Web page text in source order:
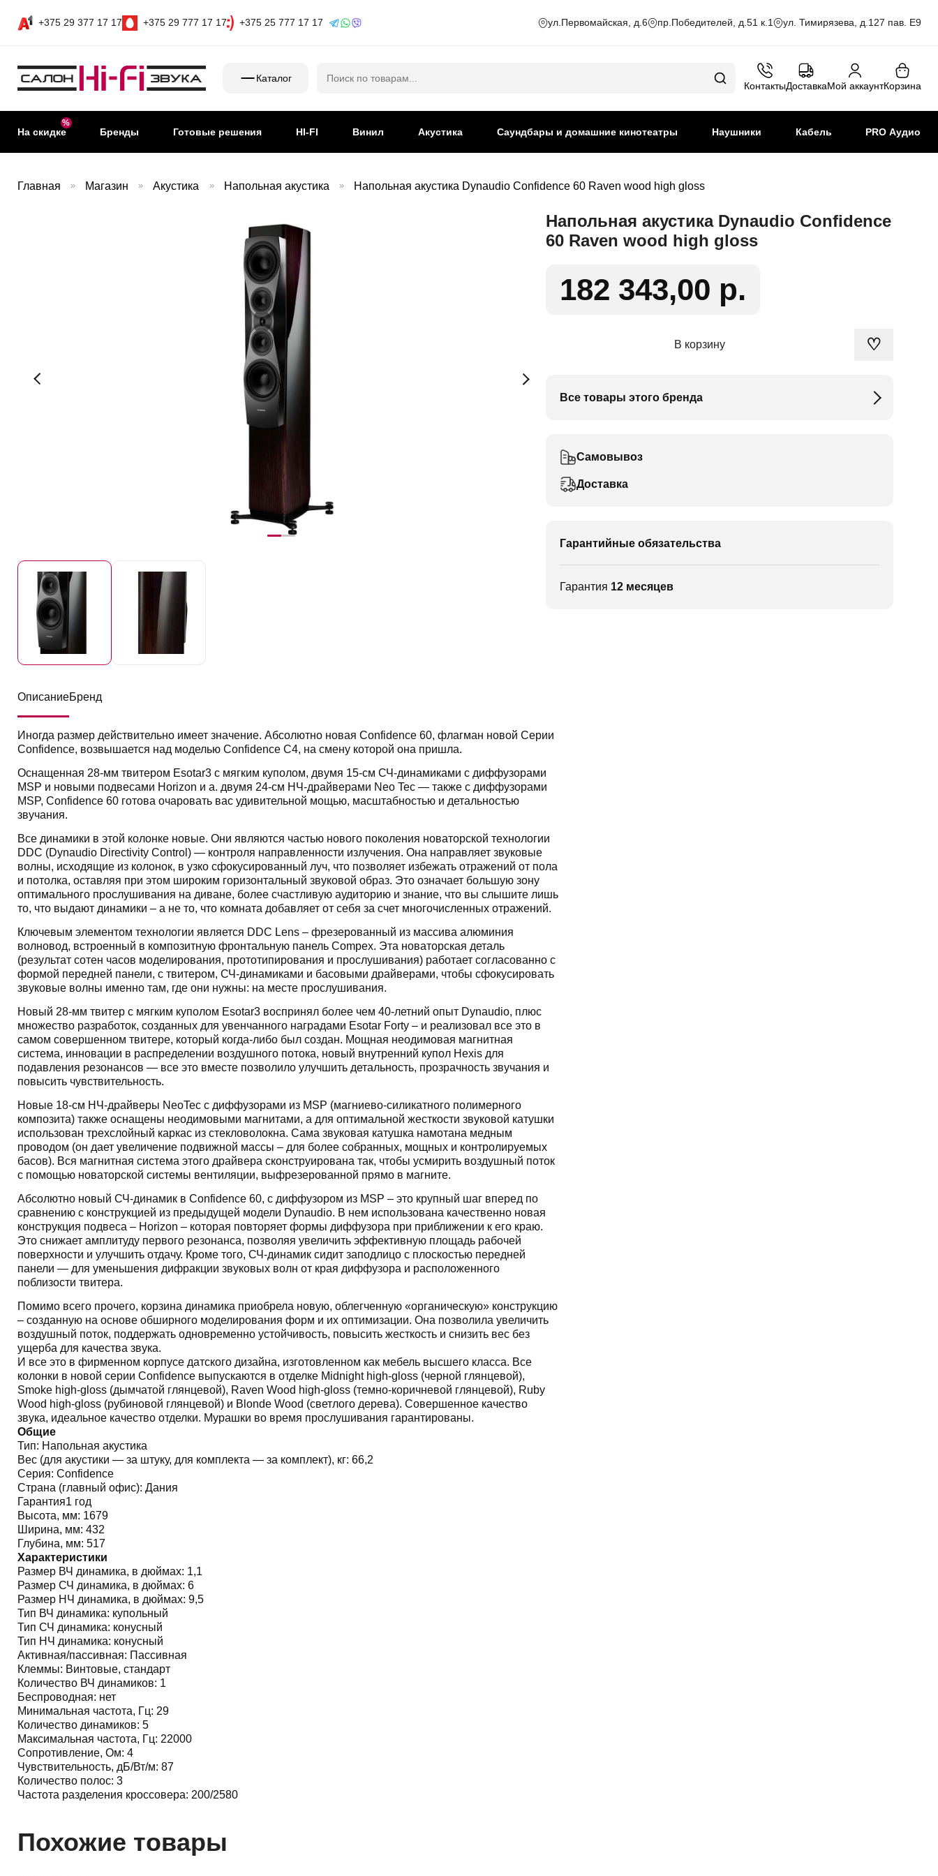
+375 29 377 17 17 +375 29 777 17 17 +375 25 777 17 17 ул.Первомайская, д.6 пр.Победителей, д.51 к.1 ул. Тимирязева, д.127 пав. Е9
Каталог
КонтактыДоставкаМой аккаунтКорзина
На скидке Бренды Готовые решения HI-FI Винил Акустика Саундбары и домашние кинотеатры Наушники Кабель PRO Аудио
Главная » Магазин » Акустика » Напольная акустика » Напольная акустика Dynaudio Confidence 60 Raven wood high gloss
Напольная акустика Dynaudio Confidence
60 Raven wood high gloss
182 343,00 р.
В корзину ♡
Все товары этого бренда
Самовывоз
Доставка
Гарантийные обязательства
Гарантия 12 месяцев
ОписаниеБренд
Иногда размер действительно имеет значение. Абсолютно новая Confidence 60, флагман новой Серии
Confidence, возвышается над моделью Confidence C4, на смену которой она пришла.
Оснащенная 28-мм твитером Esotar3 с мягким куполом, двумя 15-см СЧ-динамиками с диффузорами
MSP и новыми подвесами Horizon и а. двумя 24-см НЧ-драйверами Neo Tec — также с диффузорами
MSP, Confidence 60 готова очаровать вас удивительной мощью, масштабностью и детальностью
звучания.
Все динамики в этой колонке новые. Они являются частью нового поколения новаторской технологии
DDC (Dynaudio Directivity Control) — контроля направленности излучения. Она направляет звуковые
волны, исходящие из колонок, в узко сфокусированный луч, что позволяет избежать отражений от пола
и потолка, оставляя при этом широким горизонтальный звуковой образ. Это означает большую зону
оптимального прослушивания на диване, более счастливую аудиторию и знание, что вы слышите лишь
то, что выдают динамики – а не то, что комната добавляет от себя за счет многочисленных отражений.
Ключевым элементом технологии является DDC Lens – фрезерованный из массива алюминия
волновод, встроенный в композитную фронтальную панель Compex. Эта новаторская деталь
(результат сотен часов моделирования, прототипирования и прослушивания) работает согласованно с
формой передней панели, с твитером, СЧ-динамиками и басовыми драйверами, чтобы сфокусировать
звуковые волны именно там, где они нужны: на месте прослушивания.
Новый 28-мм твитер с мягким куполом Esotar3 воспринял более чем 40-летний опыт Dynaudio, плюс
множество разработок, созданных для увенчанного наградами Esotar Forty – и реализовал все это в
самом совершенном твитере, который когда-либо был создан. Мощная неодимовая магнитная
система, инновации в распределении воздушного потока, новый внутренний купол Hexis для
подавления резонансов — все это вместе позволило улучшить детальность, прозрачность звучания и
повысить чувствительность.
Новые 18-см НЧ-драйверы NeoTec с диффузорами из MSP (магниево-силикатного полимерного
композита) также оснащены неодимовыми магнитами, а для оптимальной жесткости звуковой катушки
использован трехслойный каркас из стекловолокна. Сама звуковая катушка намотана медным
проводом (он дает увеличение подвижной массы – для более собранных, мощных и контролируемых
басов). Вся магнитная система этого драйвера сконструирована так, чтобы усмирить воздушный поток
с помощью новаторской системы вентиляции, выфрезерованной прямо в магните.
Абсолютно новый СЧ-динамик в Confidence 60, с диффузором из MSP – это крупный шаг вперед по
сравнению с конструкцией из предыдущей модели Dynaudio. В нем использована качественно новая
конструкция подвеса – Horizon – которая повторяет формы диффузора при приближении к его краю.
Это снижает амплитуду первого резонанса, позволяя увеличить эффективную площадь рабочей
поверхности и улучшить отдачу. Кроме того, СЧ-динамик сидит заподлицо с плоскостью передней
панели — для уменьшения дифракции звуковых волн от края диффузора и расположенного
поблизости твитера.
Помимо всего прочего, корзина динамика приобрела новую, облегченную «органическую» конструкцию
– созданную на основе обширного моделирования форм и их оптимизации. Она позволила увеличить
воздушный поток, поддержать одновременно устойчивость, повысить жесткость и снизить вес без
ущерба для качества звука.
И все это в фирменном корпусе датского дизайна, изготовленном как мебель высшего класса. Все
колонки в новой серии Confidence выпускаются в отделке Midnight high-gloss (черной глянцевой),
Smoke high-gloss (дымчатой глянцевой), Raven Wood high-gloss (темно-коричневой глянцевой), Ruby
Wood high-gloss (рубиновой глянцевой) и Blonde Wood (светлого дерева). Совершенное качество
звука, идеальное качество отделки. Мурашки во время прослушивания гарантированы.
Общие
Тип: Напольная акустика
Вес (для акустики — за штуку, для комплекта — за комплект), кг: 66,2
Серия: Confidence
Страна (главный офис): Дания
Гарантия1 год
Высота, мм: 1679
Ширина, мм: 432
Глубина, мм: 517
Характеристики
Размер ВЧ динамика, в дюймах: 1,1
Размер СЧ динамика, в дюймах: 6
Размер НЧ динамика, в дюймах: 9,5
Тип ВЧ динамика: купольный
Тип СЧ динамика: конусный
Тип НЧ динамика: конусный
Активная/пассивная: Пассивная
Клеммы: Винтовые, стандарт
Количество ВЧ динамиков: 1
Беспроводная: нет
Минимальная частота, Гц: 29
Количество динамиков: 5
Максимальная частота, Гц: 22000
Сопротивление, Ом: 4
Чувствительность, дБ/Вт/м: 87
Количество полос: 3
Частота разделения кроссовера: 200/2580
Похожие товары